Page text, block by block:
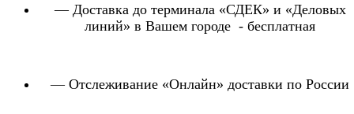
— Доставка до терминала «СДЕК» и «Деловых
линий» в Вашем городе - бесплатная
— Отслеживание «Онлайн» доставки по России